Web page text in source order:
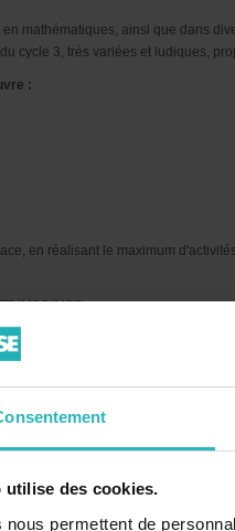
utilise des cookies.
nous permettent de
mathématiques, ainsi que dans
cycle 3, très variées et ludiques,
:
en réalisant le maximum
IMPRIMER